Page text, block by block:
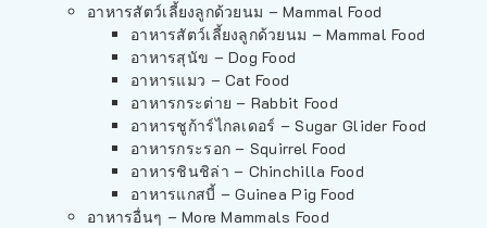
อาหารสัตว์เลี้ยงลูกด้วยนม – Mammal Food
อาหารสัตว์เลี้ยงลูกด้วยนม – Mammal Food
อาหารสุนัข – Dog Food
อาหารแมว – Cat Food
อาหารกระต่าย – Rabbit Food
อาหารชูก้าร์ไกลเดอร์ – Sugar Glider Food
อาหารกระรอก – Squirrel Food
อาหารชินชิล่า – Chinchilla Food
อาหารแกสบี้ – Guinea Pig Food
อาหารอื่นๆ – More Mammals Food